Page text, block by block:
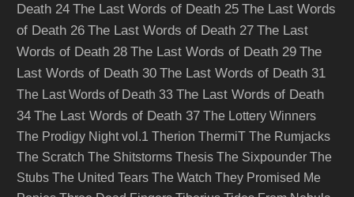
Death 24 The Last Words of Death 25 The Last Words
of Death 26 The Last Words of Death 27 The Last
Words of Death 28 The Last Words of Death 29 The
Last Words of Death 30 The Last Words of Death 31
The Last Words of Death 33 The Last Words of Death
34 The Last Words of Death 37 The Lottery Winners
The Prodigy Night vol.1 Therion ThermiT The Rumjacks
The Scratch The Shitstorms Thesis The Sixpounder The
Stubs The United Tears The Watch They Promised Me